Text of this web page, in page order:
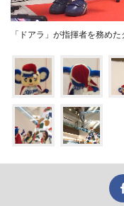
「ドアラ」が指揮者を務め